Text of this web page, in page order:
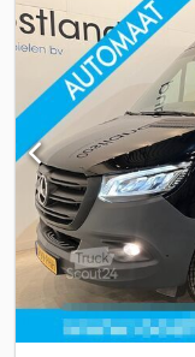
Utstyr:
ABS,